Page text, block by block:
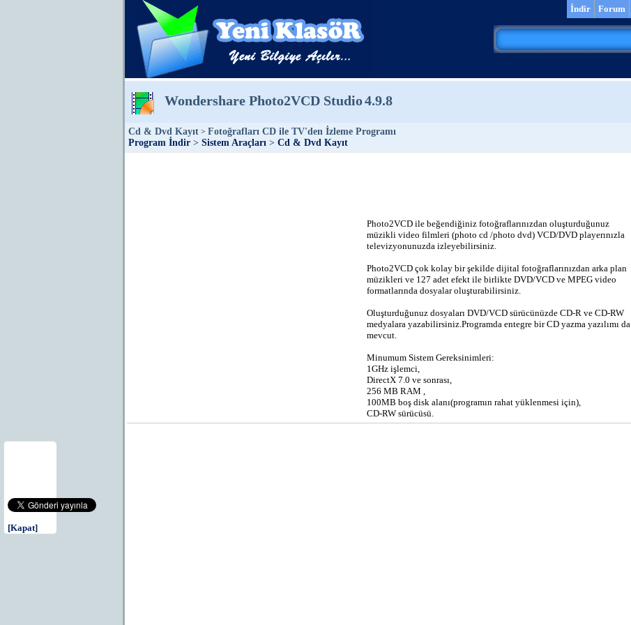
[Kapat]
Forum
İndir
Wondershare Photo2VCD Studio4.9.8
Cd & Dvd Kayıt > Fotoğrafları CD ile TV'den İzleme Programı
Program İndir > Sistem Araçları > Cd & Dvd Kayıt
Photo2VCD ile beğendiğiniz fotoğraflarınızdan oluşturduğunuz
müzikli video filmleri (photo cd /photo dvd) VCD/DVD playerınızla
televizyonunuzda izleyebilirsiniz.
Photo2VCD çok kolay bir şekilde dijital fotoğraflarınızdan arka plan
müzikleri ve 127 adet efekt ile birlikte DVD/VCD ve MPEG video
formatlarında dosyalar oluşturabilirsiniz.
Oluşturduğunuz dosyaları DVD/VCD sürücünüzde CD-R ve CD-RW
medyalara yazabilirsiniz.Programda entegre bir CD yazma yazılımı da
mevcut.
Minumum Sistem Gereksinimleri:
1GHz işlemci,
DirectX 7.0 ve sonrası,
256 MB RAM ,
100MB boş disk alanı(programın rahat yüklenmesi için),
CD-RW sürücüsü.